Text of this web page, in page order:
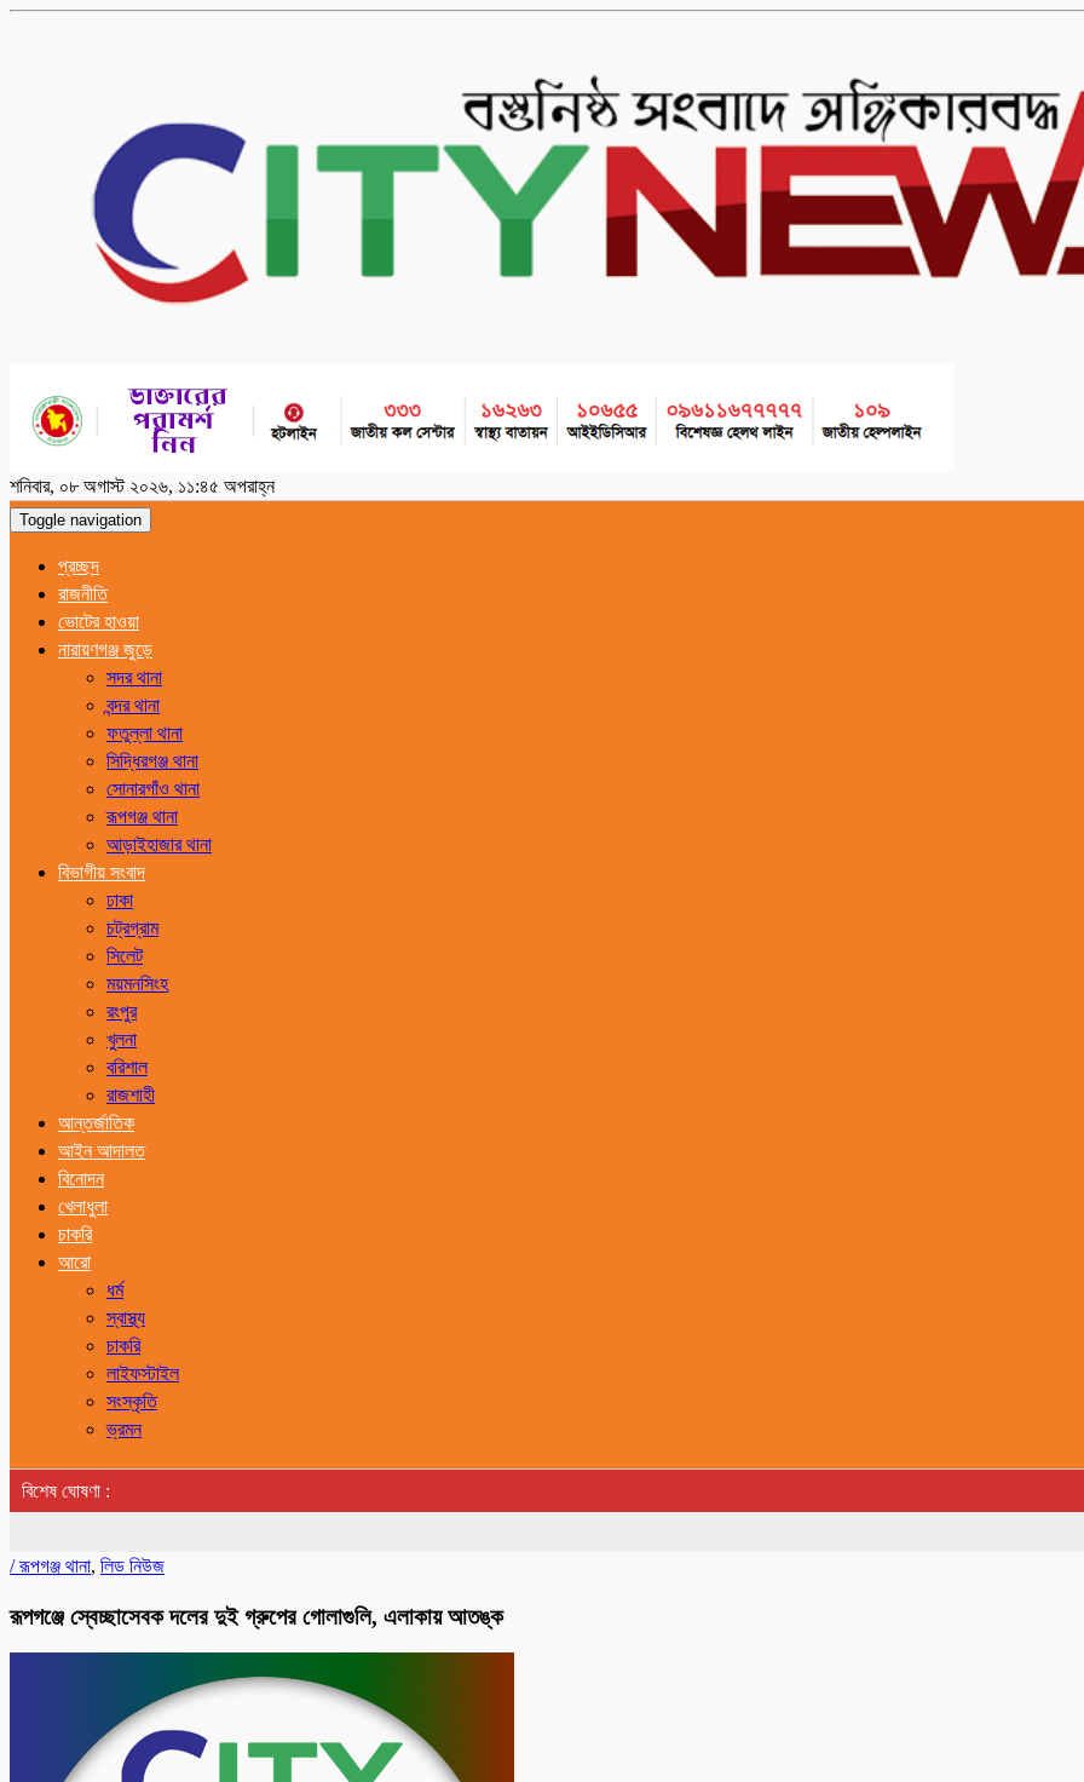
শনিবার, ০৮ অগাস্ট ২০২৬, ১১:৪৫ অপরাহ্ন
Toggle navigation
প্রচ্ছদ
রাজনীতি
ভোটের হাওয়া
নারায়ণগঞ্জ জুড়ে
সদর থানা
বন্দর থানা
ফতুল্লা থানা
সিদ্ধিরগঞ্জ থানা
সোনারগাঁও থানা
রূপগঞ্জ থানা
আড়াইহাজার থানা
বিভাগীয় সংবাদ
ঢাকা
চট্রগ্রাম
সিলেট
ময়মনসিংহ
রংপুর
খুলনা
বরিশাল
রাজশাহী
আন্তর্জাতিক
আইন আদালত
বিনোদন
খেলাধুলা
চাকরি
আরো
ধর্ম
স্বাস্থ্য
চাকরি
লাইফস্টাইল
সংস্কৃতি
ভ্রমন
বিশেষ ঘোষণা :
/রূপগঞ্জ থানা, লিড নিউজ
রূপগঞ্জে স্বেচ্ছাসেবক দলের দুই গ্রুপের গোলাগুলি, এলাকায় আতঙ্ক